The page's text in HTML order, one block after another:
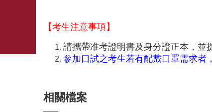
【考生注意事項】
請攜帶准考證明書及身分證正本，並
參加口試之考生若有配戴口罩需求者
相關檔案